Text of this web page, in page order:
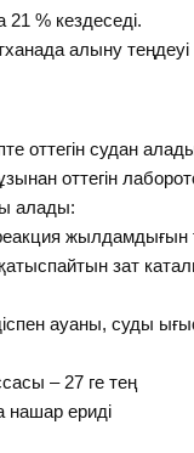
21 % кездеседі.
алыну
оттегін судан
оттегін
алады:
жылдамдығын
зат
ауаны, суды
– 27 ге тең
нашар ериді